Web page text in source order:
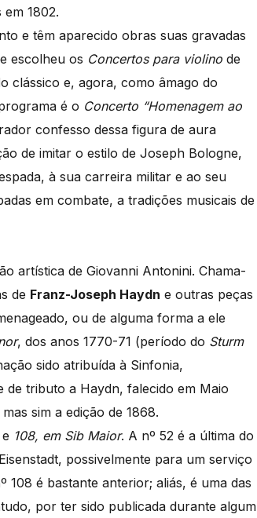
1802.
e têm aparecido obras suas gravadas
escolheu os Concertos para violino de
clássico e, agora, como âmago do
é o Concerto “Homenagem ao
confesso dessa figura de aura
de imitar o estilo de Joseph Bologne,
à sua carreira militar e ao seu
em combate, a tradições musicais de
artística de Giovanni Antonini. Chama-
de Franz-Joseph Haydn e outras peças
ou de alguma forma a ele
, dos anos 1770-71 (período do Sturm
sido atribuída à Sinfonia,
tributo a Haydn, falecido em Maio
sim a edição de 1868.
108, em Sib Maior. A nº 52 é a última do
possivelmente para um serviço
108 é bastante anterior; aliás, é uma das
por ter sido publicada durante algum